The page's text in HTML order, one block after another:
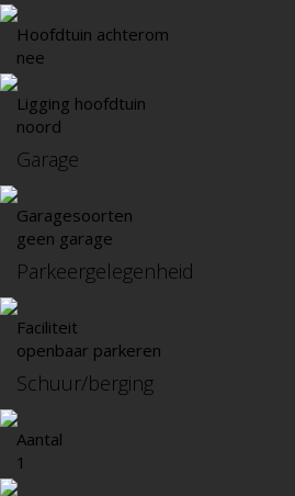
Hoofdtuin achterom
nee
Ligging hoofdtuin
noord
Garage
Garagesoorten
geen garage
Parkeergelegenheid
Faciliteit
openbaar parkeren
Schuur/berging
Aantal
1